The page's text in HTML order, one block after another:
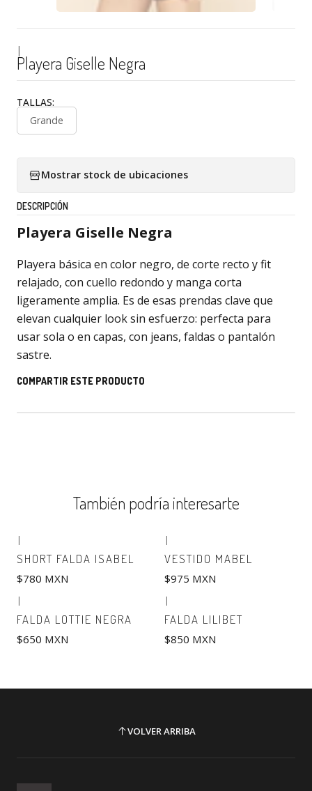
|
Playera Giselle Negra
TALLAS:
Grande
Mostrar stock de ubicaciones
DESCRIPCIÓN
Playera Giselle Negra
Playera básica en color negro, de corte recto y fit
relajado, con cuello redondo y manga corta
ligeramente amplia. Es de esas prendas clave que
elevan cualquier look sin esfuerzo: perfecta para
usar sola o en capas, con jeans, faldas o pantalón
sastre.
COMPARTIR ESTE PRODUCTO
También podría interesarte
|
SHORT FALDA ISABEL
$780 MXN
|
VESTIDO MABEL
$975 MXN
|
FALDA LOTTIE NEGRA
$650 MXN
|
FALDA LILIBET
$850 MXN
VOLVER ARRIBA